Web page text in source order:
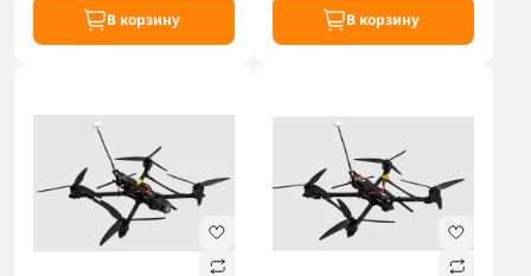
В корзину В корзину